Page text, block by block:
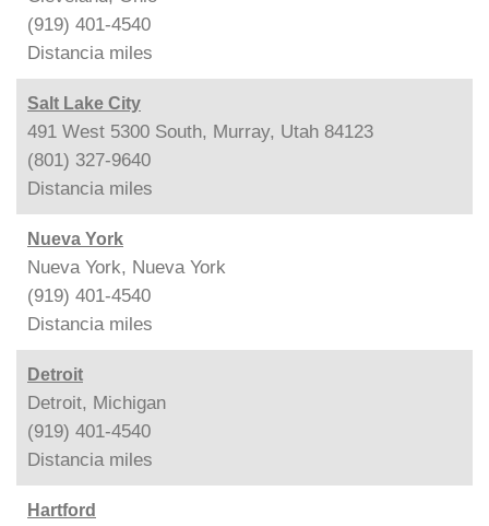
(919) 401-4540
Distancia miles
Salt Lake City
491 West 5300 South, Murray, Utah 84123
(801) 327-9640
Distancia miles
Nueva York
Nueva York, Nueva York
(919) 401-4540
Distancia miles
Detroit
Detroit, Michigan
(919) 401-4540
Distancia miles
Hartford